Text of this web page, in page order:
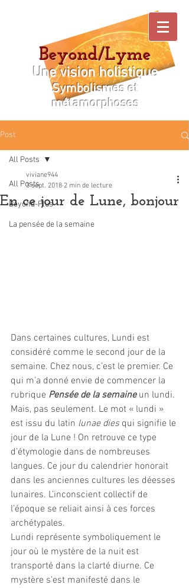
Beyond/Lyme
Une vision holistique
Symbolismes et
métamorphoses
Post
All Posts
Beyond-Plus
La pensée de la semaine
All Posts
En ce jour de Lune, bonjour
viviane944
3 sept. 2018 2 min de lecture
Dans certaines cultures, Lundi est
considéré comme le second jour de la
semaine. Chez nous, c’est le premier. Ce
qui m’a donné envie de commencer la
rubrique Pensée de la semaine un lundi.
Mais, pas seulement. Le mot « lundi »
est issu du latin lunae dies qui signifie le
jour de la Lune ! On retrouve ce type
d’étymologie dans de nombreuses
langues. Ce jour du calendrier honorait
dans les anciennes cultures les déesses
lunaires. L’inconscient collectif de
l’époque se reliait ainsi à ces forces
archétypales.
Lundi représente symboliquement le
jour où le mystère de la nuit est
transporté dans la clarté diurne. Ce
mystère s’est manifesté dans le